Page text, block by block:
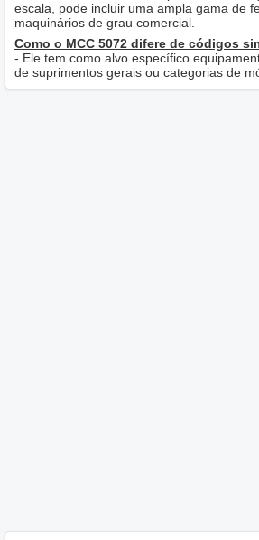
escala, pode incluir uma ampla gama de
maquinários de grau comercial.
Como o MCC 5072 difere de códigos
- Ele tem como alvo específico
de suprimentos gerais ou categorias de